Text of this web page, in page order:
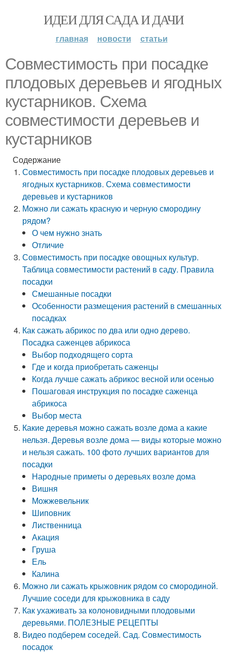
ИДЕИ ДЛЯ САДА И ДАЧИ
главная новости статьи
Совместимость при посадке
плодовых деревьев и ягодных
кустарников. Схема
совместимости деревьев и
кустарников
Содержание
Совместимость при посадке плодовых деревьев и
ягодных кустарников. Схема совместимости
деревьев и кустарников
Можно ли сажать красную и черную смородину
рядом?
О чем нужно знать
Отличие
Совместимость при посадке овощных культур.
Таблица совместимости растений в саду. Правила
посадки
Смешанные посадки
Особенности размещения растений в смешанных
посадках
Как сажать абрикос по два или одно дерево.
Посадка саженцев абрикоса
Выбор подходящего сорта
Где и когда приобретать саженцы
Когда лучше сажать абрикос весной или осенью
Пошаговая инструкция по посадке саженца
абрикоса
Выбор места
Какие деревья можно сажать возле дома а какие
нельзя. Деревья возле дома — виды которые можно
и нельзя сажать. 100 фото лучших вариантов для
посадки
Народные приметы о деревьях возле дома
Вишня
Можжевельник
Шиповник
Лиственница
Акация
Груша
Ель
Калина
Можно ли сажать крыжовник рядом со смородиной.
Лучшие соседи для крыжовника в саду
Как ухаживать за колоновидными плодовыми
деревьями. ПОЛЕЗНЫЕ РЕЦЕПТЫ
Видео подберем соседей. Сад. Совместимость
посадок